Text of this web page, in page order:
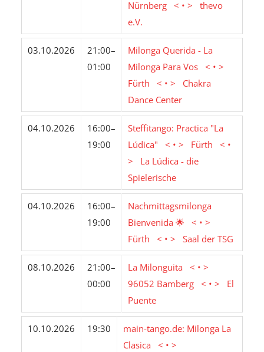
Nürnberg < • > thevo
e.V.
03.10.2026
21:00–
01:00
Milonga Querida - La
Milonga Para Vos < • >
Fürth < • > Chakra
Dance Center
04.10.2026
16:00–
19:00
Steffitango: Practica "La
Lúdica" < • > Fürth < •
> La Lúdica - die
Spielerische
04.10.2026
16:00–
19:00
Nachmittagsmilonga
Bienvenida 🌟 < • >
Fürth < • > Saal der TSG
08.10.2026
21:00–
00:00
La Milonguita < • >
96052 Bamberg < • > El
Puente
10.10.2026 19:30
main-tango.de: Milonga La
Clasica < • >